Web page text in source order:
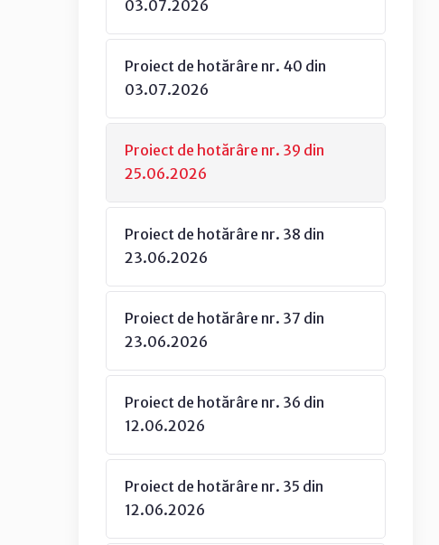
03.07.2026
Proiect de hotărâre nr. 40 din
03.07.2026
Proiect de hotărâre nr. 39 din
25.06.2026
Proiect de hotărâre nr. 38 din
23.06.2026
Proiect de hotărâre nr. 37 din
23.06.2026
Proiect de hotărâre nr. 36 din
12.06.2026
Proiect de hotărâre nr. 35 din
12.06.2026